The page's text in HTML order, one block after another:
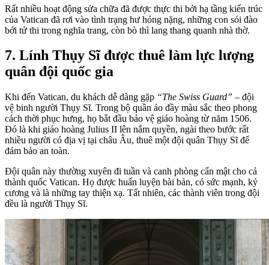
Rất nhiều hoạt động sửa chữa đã được thực thi bởi hạ tầng kiến trúc
của Vatican đã rơi vào tình trạng hư hỏng nặng, những con sói đào
bới tử thi trong nghĩa trang, còn bò thì lang thang quanh nhà thờ.
7. Lính Thụy Sĩ được thuê làm lực lượng
quân đội quốc gia
Khi đến Vatican, du khách dễ dàng gặp “The Swiss Guard” – đội
vệ binh người Thụy Sĩ. Trong bộ quần áo đầy màu sắc theo phong
cách thời phục hưng, họ bắt đầu bảo vệ giáo hoàng từ năm 1506.
Đó là khi giáo hoàng Julius II lên nắm quyền, ngài theo bước rất
nhiều người có địa vị tại châu Âu, thuê một đội quân Thụy Sĩ để
đảm bảo an toàn.
Đội quân này thường xuyên đi tuần và canh phòng cẩn mật cho cả
thành quốc Vatican. Họ được huấn luyện bài bản, có sức mạnh, kỷ
cương và là những tay thiện xạ. Tất nhiên, các thành viên trong đội
đều là người Thụy Sĩ.